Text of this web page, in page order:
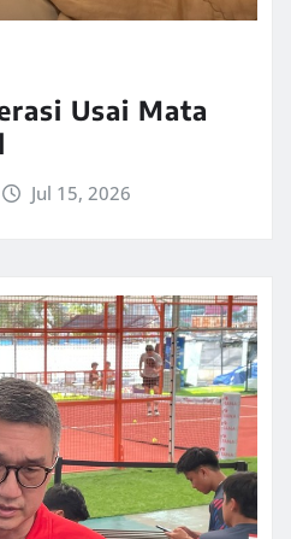
Usai Mata
Jul 15, 2026